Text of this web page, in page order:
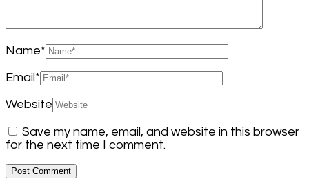
Name*
Email *
Website
Save my name, email, and website in this browser
for the next time I comment.